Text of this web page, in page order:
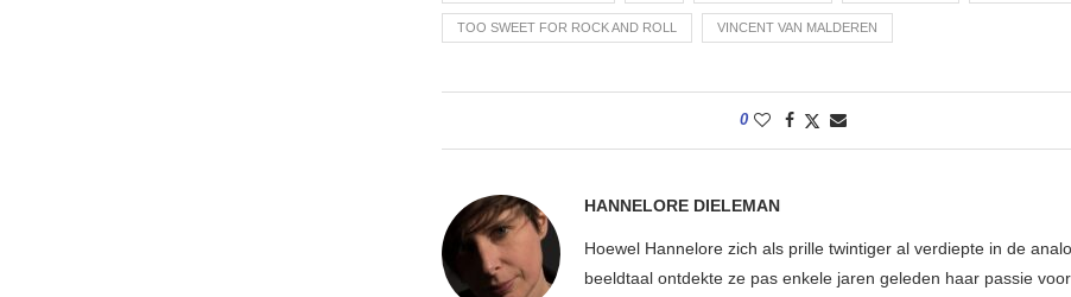
TOO SWEET FOR ROCK AND ROLL VINCENT VAN MALDEREN
0
HANNELORE DIELEMAN
Hoewel Hannelore zich als prille twintiger al verdiepte in de
beeldtaal ontdekte ze pas enkele jaren geleden haar passie